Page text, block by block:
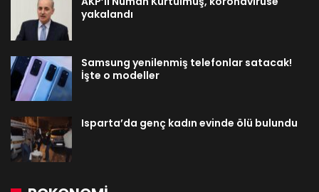
yakalandı
Samsung yenilenmiş telefonlar satacak!
İşte o modeller
Isparta’da genç kadın evinde ölü bulundu